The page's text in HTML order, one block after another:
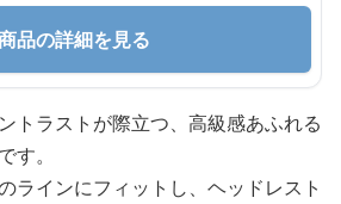
品の詳細を見る
トラストが際立つ、高級感あふれる
す。
ラインにフィットし、ヘッドレスト